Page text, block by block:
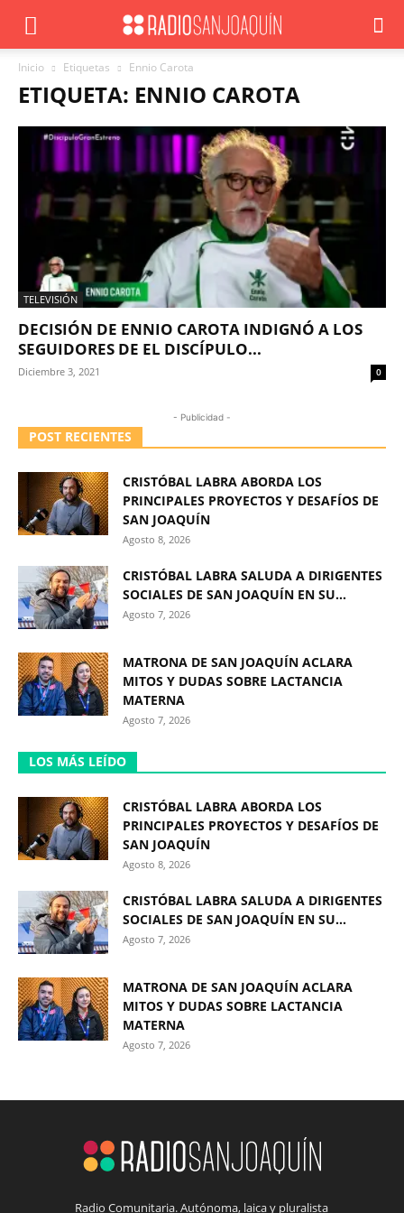
Inicio Etiquetas Ennio Carota
ETIQUETA: ENNIO CAROTA
TELEVISIÓN
DECISIÓN DE ENNIO CAROTA INDIGNÓ A LOS
SEGUIDORES DE EL DISCÍPULO...
Diciembre 3, 2021 0
- Publicidad -
POST RECIENTES
CRISTÓBAL LABRA ABORDA LOS
PRINCIPALES PROYECTOS Y DESAFÍOS DE
SAN JOAQUÍN
Agosto 8, 2026
CRISTÓBAL LABRA SALUDA A DIRIGENTES
SOCIALES DE SAN JOAQUÍN EN SU...
Agosto 7, 2026
MATRONA DE SAN JOAQUÍN ACLARA
MITOS Y DUDAS SOBRE LACTANCIA
MATERNA
Agosto 7, 2026
LOS MÁS LEÍDO
CRISTÓBAL LABRA ABORDA LOS
PRINCIPALES PROYECTOS Y DESAFÍOS DE
SAN JOAQUÍN
Agosto 8, 2026
CRISTÓBAL LABRA SALUDA A DIRIGENTES
SOCIALES DE SAN JOAQUÍN EN SU...
Agosto 7, 2026
MATRONA DE SAN JOAQUÍN ACLARA
MITOS Y DUDAS SOBRE LACTANCIA
MATERNA
Agosto 7, 2026
Radio Comunitaria. Autónoma, laica y pluralista